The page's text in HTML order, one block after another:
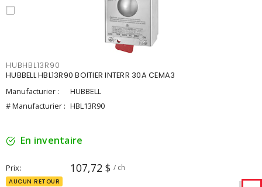
HUBHBL13R90
HUBBELL HBL13R90 BOITIER INTERR 30A CEMA3
Manufacturier :
HUBBELL
# Manufacturier : HBL13R90
En inventaire
Prix 107,72 $ / ch
AUCUN RETOUR